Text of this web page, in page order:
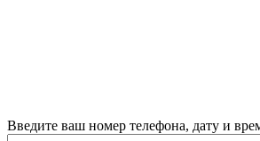
Введите ваш номер телефона, дату и